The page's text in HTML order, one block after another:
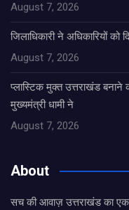
August 7, 2026
जिलाधिकारी ने अधिकारियों
August 7, 2026
प्लास्टिक मुक्त उत्तराखंड बनाने
मुख्यमंत्री धामी ने
August 7, 2026
About
सच की आवाज़ उत्तराखंड का एक